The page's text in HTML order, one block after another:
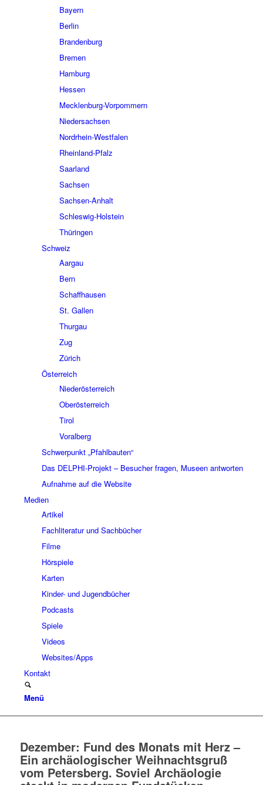
Bayern
Berlin
Brandenburg
Bremen
Hamburg
Hessen
Mecklenburg-Vorpommern
Niedersachsen
Nordrhein-Westfalen
Rheinland-Pfalz
Saarland
Sachsen
Sachsen-Anhalt
Schleswig-Holstein
Thüringen
Schweiz
Aargau
Bern
Schaffhausen
St. Gallen
Thurgau
Zug
Zürich
Österreich
Niederösterreich
Oberösterreich
Tirol
Voralberg
Schwerpunkt „Pfahlbauten“
Das DELPHI-Projekt – Besucher fragen, Museen antworten
Aufnahme auf die Website
Medien
Artikel
Fachliteratur und Sachbücher
Filme
Hörspiele
Karten
Kinder- und Jugendbücher
Podcasts
Spiele
Videos
Websites/Apps
Kontakt
Menü
Dezember: Fund des Monats mit Herz –
Ein archäologischer Weihnachtsgruß
vom Petersberg. Soviel Archäologie